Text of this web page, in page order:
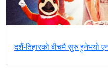
दशैं-तिहारको बीचमै सुरु हुनेभयो